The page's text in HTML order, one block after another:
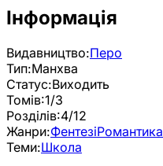
Інформація
Видавництво:Перо
Тип:Манхва
Статус:Виходить
Томів:1/3
Розділів:4/12
Жанри:ФентезіРомантика
Теми:Школа